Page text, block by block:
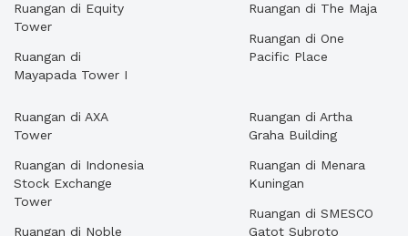
Ruangan di Equity
Tower
Ruangan di
Mayapada Tower I
Ruangan di The Maja
Ruangan di One
Pacific Place
Ruangan di AXA
Tower
Ruangan di Indonesia
Stock Exchange
Tower
Ruangan di Noble
Ruangan di Artha
Graha Building
Ruangan di Menara
Kuningan
Ruangan di SMESCO
Gatot Subroto